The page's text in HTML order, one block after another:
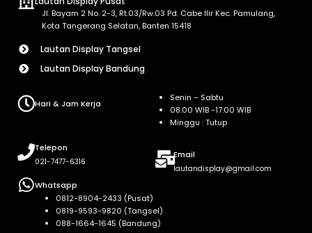
Jl. Bayam 2 No. 2-3, Rt.03/Rw.03 Pd. Cabe Ilir Kec. Pamulang,
Kota Tangerang Selatan, Banten 15418
Lautan Display Tangsel
Lautan Display Bandung
Hari & Jam Kerja
Senin – Sabtu
08.00 WIB -17.00 WIB
Minggu : Tutup
Telepon
021-7477-6316
Email
lautandisplay@gmail.com
Whatsapp
0812-8904-2433 (Pusat)
0819-9593-9820 (Tangsel)
088-1664-1645 (Bandung)